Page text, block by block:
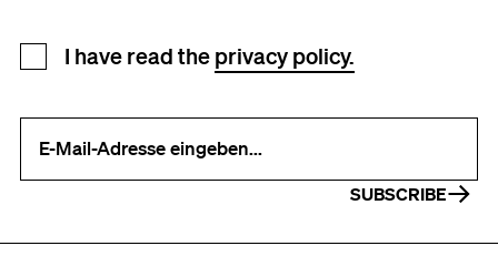
Newsletter registration
I have read the privacy policy.
SUBSCRIBE